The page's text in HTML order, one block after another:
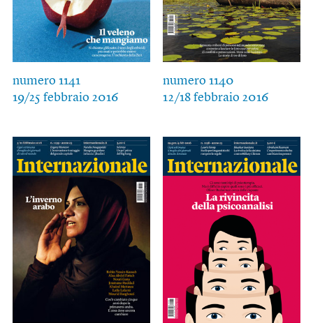
numero 1141
19/25 febbraio 2016
numero 1140
12/18 febbraio 2016